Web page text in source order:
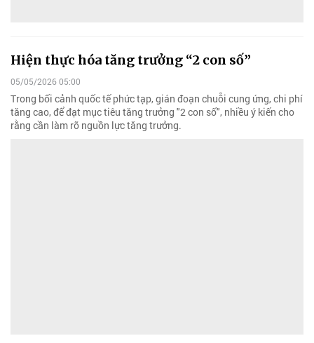
Hiện thực hóa tăng trưởng “2 con số”
05/05/2026 05:00
Trong bối cảnh quốc tế phức tạp, gián đoạn chuỗi cung ứng, chi phí
tăng cao, để đạt mục tiêu tăng trưởng "2 con số", nhiều ý kiến cho
rằng cần làm rõ nguồn lực tăng trưởng.